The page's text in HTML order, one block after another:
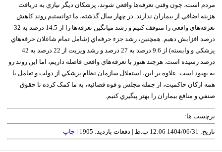
مردم است، چون وقتي تعرفه‌ها واقعي شوند، پزشکان ديگر نيازي به دريافت
هزينه اضافي از بيماران ندارند. در چهار سال گذشته، ما توانستيم روند کاهش
تعرفه‌هاي واقعي را متوقف کنيم و رشد ميانگين تعرفه‌ها را از 14.5 درصد به 32
درصد افزايش دهيم. همچنين، رشد جزء حرفه‌اي (شامل تمام شاغلان حرفه‌هاي
پزشکي و وابسته) از 9.6 درصد به 27 درصد و رشد ويزيت از 22 درصد به 42
درصد رسيده است. هرچند هنوز با تعرفه‌هاي واقعي فاصله داريم، اما اين روند رو
به بهبود است. علاوه بر اين، استقلال سازمان نظام پزشکي از دولت و تعامل با
همه ارکان حاکميت، از جمله مجلس و قوه قضائيه، به ما کمک کرده تا حقوق
صنفي و منافع بيماران را بهتر پيگيري کنيم.
برچسب ها:
تاریخ: 1404/06/31 12:06 ب.ظ | دفعات بازدید: 1905 | چاپ